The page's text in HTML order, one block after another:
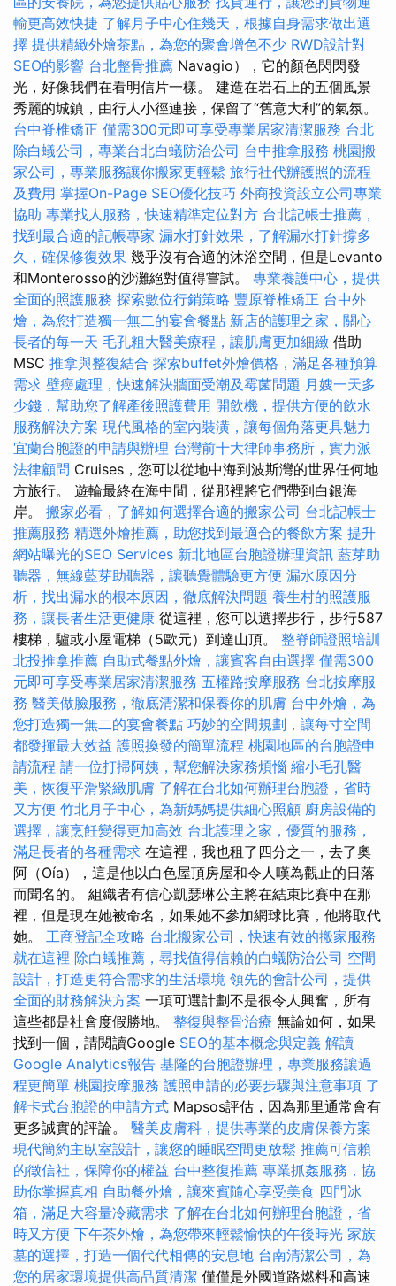
輸更高效快捷 了解月子中心住幾天，根據自身需求做出選
擇 提供精緻外燴茶點，為您的聚會增色不少 RWD設計對
SEO的影響 台北整骨推薦 Navagio），它的顏色閃閃發
光，好像我們在看明信片一樣。 建造在岩石上的五個風景
秀麗的城鎮，由行人小徑連接，保留了“舊意大利”的氣氛。
台中脊椎矯正 僅需300元即可享受專業居家清潔服務 台北
除白蟻公司，專業台北白蟻防治公司 台中推拿服務 桃園搬
家公司，專業服務讓你搬家更輕鬆 旅行社代辦護照的流程
及費用 掌握On-Page SEO優化技巧 外商投資設立公司專業
協助 專業找人服務，快速精準定位對方 台北記帳士推薦，
找到最合適的記帳專家 漏水打針效果，了解漏水打針撐多
久，確保修復效果 幾乎沒有合適的沐浴空間，但是Levanto
和Monterosso的沙灘絕對值得嘗試。 專業養護中心，提供
全面的照護服務 探索數位行銷策略 豐原脊椎矯正 台中外
燴，為您打造獨一無二的宴會餐點 新店的護理之家，關心
長者的每一天 毛孔粗大醫美療程，讓肌膚更加細緻 借助
MSC 推拿與整復結合 探索buffet外燴價格，滿足各種預算
需求 壁癌處理，快速解決牆面受潮及霉菌問題 月嫂一天多
少錢，幫助您了解產後照護費用 開飲機，提供方便的飲水
服務解決方案 現代風格的室內裝潢，讓每個角落更具魅力
宜蘭台胞證的申請與辦理 台灣前十大律師事務所，實力派
法律顧問 Cruises，您可以從地中海到波斯灣的世界任何地
方旅行。 遊輪最終在海中間，從那裡將它們帶到白銀海
岸。 搬家必看，了解如何選擇合適的搬家公司 台北記帳士
推薦服務 精選外燴推薦，助您找到最適合的餐飲方案 提升
網站曝光的SEO Services 新北地區台胞證辦理資訊 藍芽助
聽器，無線藍芽助聽器，讓聽覺體驗更方便 漏水原因分
析，找出漏水的根本原因，徹底解決問題 養生村的照護服
務，讓長者生活更健康 從這裡，您可以選擇步行，步行587
樓梯，驢或小屋電梯（5歐元）到達山頂。 整脊師證照培訓
北投推拿推薦 自助式餐點外燴，讓賓客自由選擇 僅需300
元即可享受專業居家清潔服務 五權路按摩服務 台北按摩服
務 醫美做臉服務，徹底清潔和保養你的肌膚 台中外燴，為
您打造獨一無二的宴會餐點 巧妙的空間規劃，讓每寸空間
都發揮最大效益 護照換發的簡單流程 桃園地區的台胞證申
請流程 請一位打掃阿姨，幫您解決家務煩惱 縮小毛孔醫
美，恢復平滑緊緻肌膚 了解在台北如何辦理台胞證，省時
又方便 竹北月子中心，為新媽媽提供細心照顧 廚房設備的
選擇，讓烹飪變得更加高效 台北護理之家，優質的服務，
滿足長者的各種需求 在這裡，我也租了四分之一，去了奧
阿（Oía），這是他以白色屋頂房屋和令人嘆為觀止的日落
而聞名的。 組織者有信心凱瑟琳公主將在結束比賽中在那
裡，但是現在她被命名，如果她不參加網球比賽，他將取代
她。 工商登記全攻略 台北搬家公司，快速有效的搬家服務
就在這裡 除白蟻推薦，尋找值得信賴的白蟻防治公司 空間
設計，打造更符合需求的生活環境 領先的會計公司，提供
全面的財務解決方案 一項可選計劃不是很令人興奮，所有
這些都是社會度假勝地。 整復與整骨治療 無論如何，如果
找到一個，請閱讀Google SEO的基本概念與定義 解讀
Google Analytics報告 基隆的台胞證辦理，專業服務讓過
程更簡單 桃園按摩服務 護照申請的必要步驟與注意事項 了
解卡式台胞證的申請方式 Mapsos評估，因為那里通常會有
更多誠實的評論。 醫美皮膚科，提供專業的皮膚保養方案
現代簡約主臥室設計，讓您的睡眠空間更放鬆 推薦可信賴
的徵信社，保障你的權益 台中整復推薦 專業抓姦服務，協
助你掌握真相 自助餐外燴，讓來賓隨心享受美食 四門冰
箱，滿足大容量冷藏需求 了解在台北如何辦理台胞證，省
時又方便 下午茶外燴，為您帶來輕鬆愉快的午後時光 家族
墓的選擇，打造一個代代相傳的安息地 台南清潔公司，為
您的居家環境提供高品質清潔 僅僅是外國道路燃料和高速